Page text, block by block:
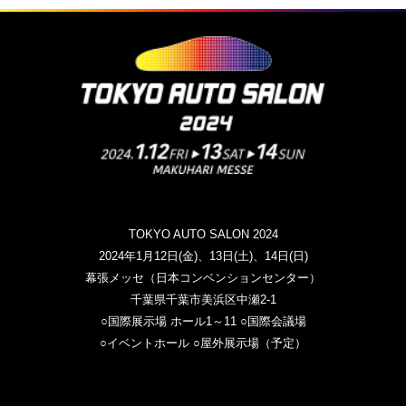
TOKYO AUTO SALON 2024
2024年1月12日(金)、13日(土)、14日(日)
幕張メッセ（日本コンベンションセンター）
千葉県千葉市美浜区中瀬2-1
○国際展示場 ホール1～11 ○国際会議場
○イベントホール ○屋外展示場（予定）